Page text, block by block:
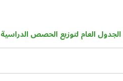
الجدول العام لتوزيع الحصص الدراسية